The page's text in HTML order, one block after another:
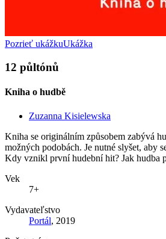
Pozrieť ukážkuUkážka
12 půltónů
Kniha o hudbě
Zuzanna Kisielewska
Kniha se originálním způsobem zabývá
možných podobách. Je nutné slyšet, aby
Kdy vznikl první hudební hit? Jak hudba
Vek
7+
Vydavateľstvo
Portál, 2019